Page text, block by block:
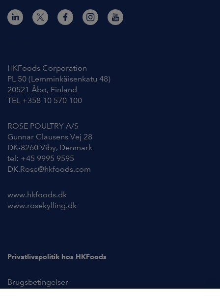
HKFoods Corporation
PL 50 (Lemminkäisenkatu 48)
20521 Åbo, Finland
TEL +358 10 570 100
ROSE POULTRY A/S
Gunnar Clausens Vej 28
DK-8260 Viby, Denmark
tel: +45 9995 9595
DK.Rose@hkfoods.com
www.hkfoods.dk
www.rosekylling.dk
Privatlivspolitik hos HKFoods
Brugsbetingelser